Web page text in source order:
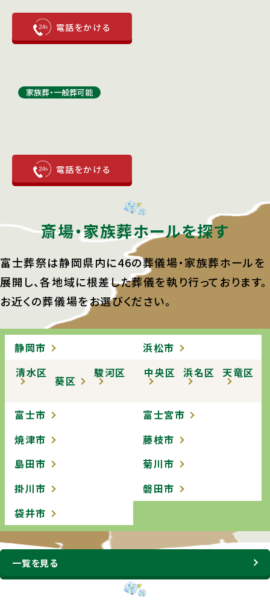
富士葬祭 焼津
家族葬・⼀般葬可能
斎場・家族葬ホールを探す
富士葬祭は静岡県内に46の葬儀場・家族葬ホールを
展開し、各地域に根差した葬儀を執り行っております。
お近くの葬儀場をお選びください。
静岡市
清水区
葵区
駿河区
浜松市
中央区 浜名区 天竜区
富士市
富士宮市
焼津市
藤枝市
島田市
菊川市
掛川市
磐田市
袋井市
一覧を見る